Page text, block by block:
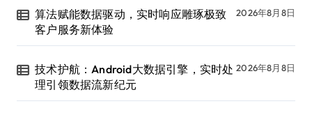
算法赋能数据驱动，实时响应雕琢极致
客户服务新体验
2026年8月8日
技术护航：Android大数据引擎，实时处
理引领数据流新纪元
2026年8月8日